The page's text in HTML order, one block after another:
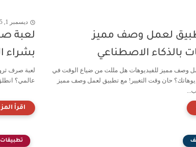
لعمل وصف مميز
بالذكاء الاصطناعي
وصف مميز للفيديوهات هل مللت من ضياع الوقت في
حان وقت التغيير! مع تطبيق لعمل وصف مميز
ديسمبر 1, 2025
لعبة
بشراء
لعبة صرف
عالمي؟